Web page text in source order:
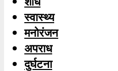
स्‍वास्‍थ्‍य
मनोरंजन
अपराध
दुर्घटना